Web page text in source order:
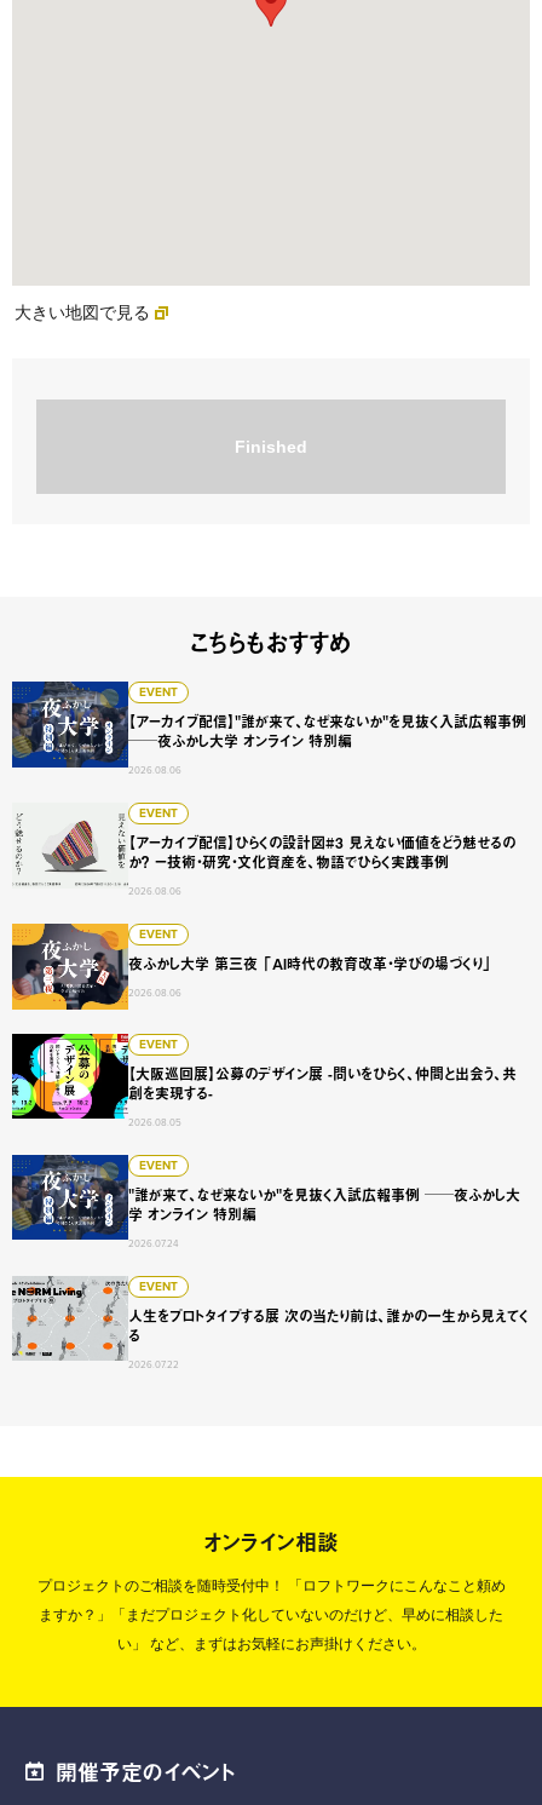
大きい地図で見る
Finished
こちらもおすすめ
EVENT
【アーカイブ配信】"誰が来て、なぜ来ないか"を見抜く入試広報事例
──夜ふかし大学 オンライン 特別編
2026.08.06
【アーカイブ配信】"誰が来て、なぜ来ないか"を見抜く入
EVENT
【アーカイブ配信】ひらくの設計図#3 見えない価値をどう魅せるの
か？ ー技術・研究・文化資産を、物語でひらく実践事例
2026.08.06
【アーカイブ配信】ひらくの設計図#3 見えない価値をどう
EVENT
夜ふかし大学 第三夜 「AI時代の教育改革・学びの場づくり」
2026.08.06
夜ふかし大学 第三夜 「AI時代の教育改革・学びの場づくり」
EVENT
【大阪巡回展】公募のデザイン展 -問いをひらく、仲間と出会う、共
創を実現する-
2026.08.05
【大阪巡回展】公募のデザイン展 -問いをひらく、仲間と出
EVENT
"誰が来て、なぜ来ないか"を見抜く入試広報事例 ──夜ふかし大
学 オンライン 特別編
2026.07.24
"誰が来て、なぜ来ないか"を見抜く入試広報事例 ──夜ふか
EVENT
人生をプロトタイプする展 次の当たり前は、誰かの一生から見えてく
る
2026.07.22
人生をプロトタイプする展 次の当たり前は、誰かの一生か
オンライン相談
プロジェクトのご相談を随時受付中！
「ロフトワークにこんなこと頼め
ますか？」「まだプロジェクト化していないのだけど、早めに相談した
い」
など、まずはお気軽にお声掛けください。
開催予定のイベント